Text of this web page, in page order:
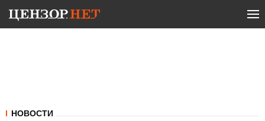
НОВОСТИ